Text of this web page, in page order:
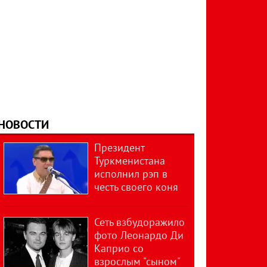
Президент
Туркменистана
исполнил рэп в
честь своего коня
Сеть взбудоражило
фото Леонардо Ди
Каприо со
взрослым "сыном"